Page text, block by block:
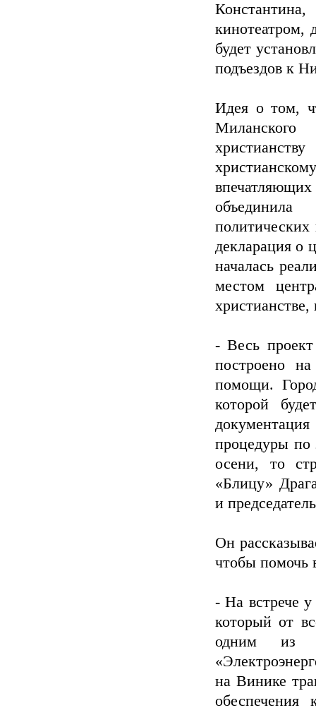
кинотеатром,
будет
подъездов к
Идея о том,
объединила
декларация о
началась
местом
- Весь
построено на
помощи.
которой
процедуры по
осени, то
«Блицу»
и
Он
чтобы помочь
- На встрече у
который от
одним из
на Винике
обеспечения